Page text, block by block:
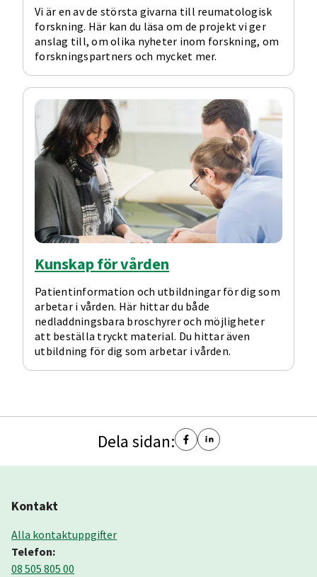
Vi är en av de största givarna till reumatologisk
forskning. Här kan du läsa om de projekt vi ger
anslag till, om olika nyheter inom forskning, om
forskningspartners och mycket mer.
Kunskap för vården
Patientinformation och utbildningar för dig som
arbetar i vården. Här hittar du både
nedladdningsbara broschyrer och möjligheter
att beställa tryckt material. Du hittar även
utbildning för dig som arbetar i vården.
Dela sidan:
Kontakt
Alla kontaktuppgifter
Telefon:
08 505 805 00